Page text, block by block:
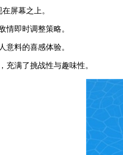
屏幕之上。
情即时调整策略。
意料的喜感体验。
充满了挑战性与趣味性。